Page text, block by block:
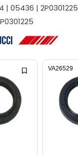
| 05436 | 2P0301225
VA26529